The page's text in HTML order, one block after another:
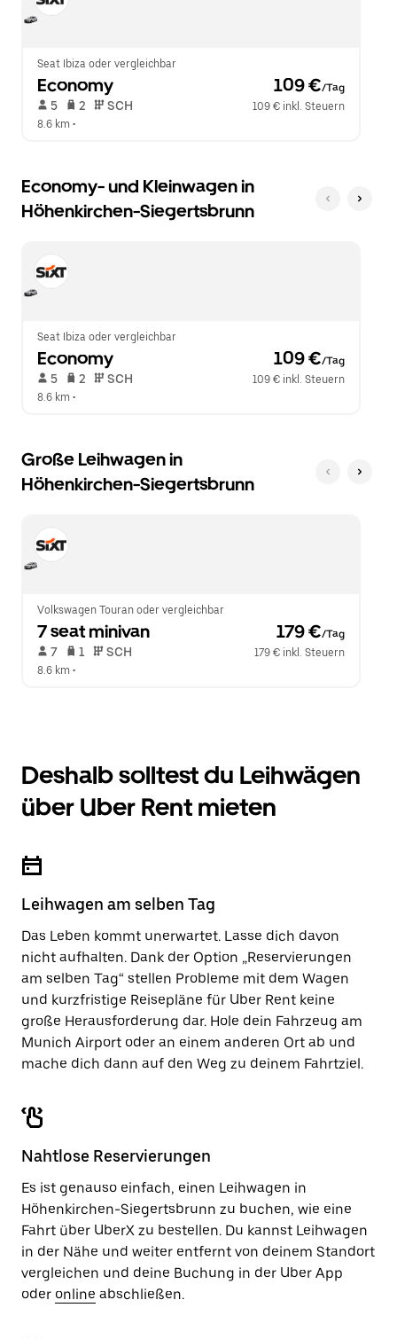
zu
den
schließen.
Seat Ibiza oder vergleichbar
Economy 109 €/Tag
5 2 SCH
109 € inkl. Steuern
8.6 km •
Economy- und Kleinwagen in
Höhenkirchen-Siegertsbrunn
Seat Ibiza oder vergleichbar
Economy 109 €/Tag
5 2 SCH
109 € inkl. Steuern
8.6 km •
Große Leihwagen in
Höhenkirchen-Siegertsbrunn
Volkswagen Touran oder vergleichbar
7 seat minivan 179 €/Tag
7 1 SCH
179 € inkl. Steuern
8.6 km •
Deshalb solltest du Leihwägen
über Uber Rent mieten
Leihwagen am selben Tag
Das Leben kommt unerwartet. Lasse dich davon
nicht aufhalten. Dank der Option „Reservierungen
am selben Tag“ stellen Probleme mit dem Wagen
und kurzfristige Reisepläne für Uber Rent keine
große Herausforderung dar. Hole dein Fahrzeug am
Munich Airport oder an einem anderen Ort ab und
mache dich dann auf den Weg zu deinem Fahrtziel.
Nahtlose Reservierungen
Es ist genauso einfach, einen Leihwagen in
Höhenkirchen-Siegertsbrunn zu buchen, wie eine
Fahrt über UberX zu bestellen. Du kannst Leihwagen
in der Nähe und weiter entfernt von deinem Standort
vergleichen und deine Buchung in der Uber App
oder online abschließen.